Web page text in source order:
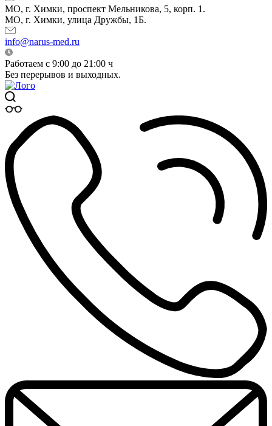
МО, г. Химки, проспект Мельникова, 5, корп. 1.
МО, г. Химки, улица Дружбы, 1Б.
info@narus-med.ru
Работаем с 9:00 до 21:00 ч
Без перерывов и выходных.